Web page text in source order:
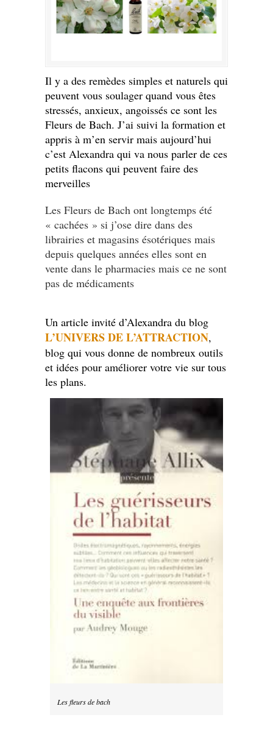
Il y a des remèdes simples et naturels qui
peuvent vous soulager quand vous êtes
stressés, anxieux, angoissés ce sont les
Fleurs de Bach. J’ai suivi la formation et
appris à m’en servir mais aujourd’hui
c’est Alexandra qui va nous parler de ces
petits flacons qui peuvent faire des
merveilles
Les Fleurs de Bach ont longtemps été
« cachées » si j’ose dire dans des
librairies et magasins ésotériques mais
depuis quelques années elles sont en
vente dans le pharmacies mais ce ne sont
pas de médicaments
Un article invité d’Alexandra du blog
L’UNIVERS DE L’ATTRACTION,
blog qui vous donne de nombreux outils
et idées pour améliorer votre vie sur tous
les plans.
Les fleurs de bach